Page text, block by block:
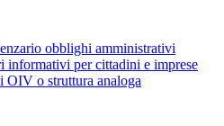
obblighi amministrativi
informativi per cittadini e imprese
OIV o struttura analoga